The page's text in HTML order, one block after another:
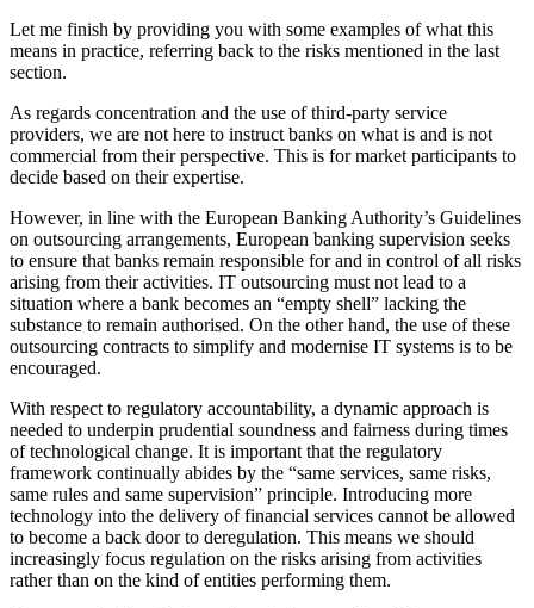
Let me finish by providing you with some examples of what this
means in practice, referring back to the risks mentioned in the last
section.
As regards concentration and the use of third-party service
providers, we are not here to instruct banks on what is and is not
commercial from their perspective. This is for market participants to
decide based on their expertise.
However, in line with the European Banking Authority’s Guidelines
on outsourcing arrangements, European banking supervision seeks
to ensure that banks remain responsible for and in control of all risks
arising from their activities. IT outsourcing must not lead to a
situation where a bank becomes an “empty shell” lacking the
substance to remain authorised. On the other hand, the use of these
outsourcing contracts to simplify and modernise IT systems is to be
encouraged.
With respect to regulatory accountability, a dynamic approach is
needed to underpin prudential soundness and fairness during times
of technological change. It is important that the regulatory
framework continually abides by the “same services, same risks,
same rules and same supervision” principle. Introducing more
technology into the delivery of financial services cannot be allowed
to become a back door to deregulation. This means we should
increasingly focus regulation on the risks arising from activities
rather than on the kind of entities performing them.